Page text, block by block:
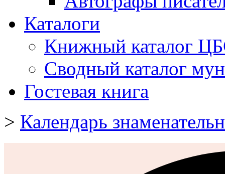
Каталоги
Книжный каталог
Сводный каталог
Гостевая книга
> Календарь